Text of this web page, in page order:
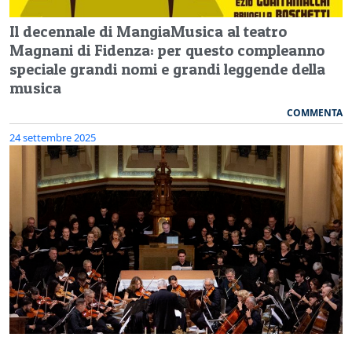
Il decennale di MangiaMusica al teatro
Magnani di Fidenza: per questo compleanno
speciale grandi nomi e grandi leggende della
musica
COMMENTA
24 settembre 2025